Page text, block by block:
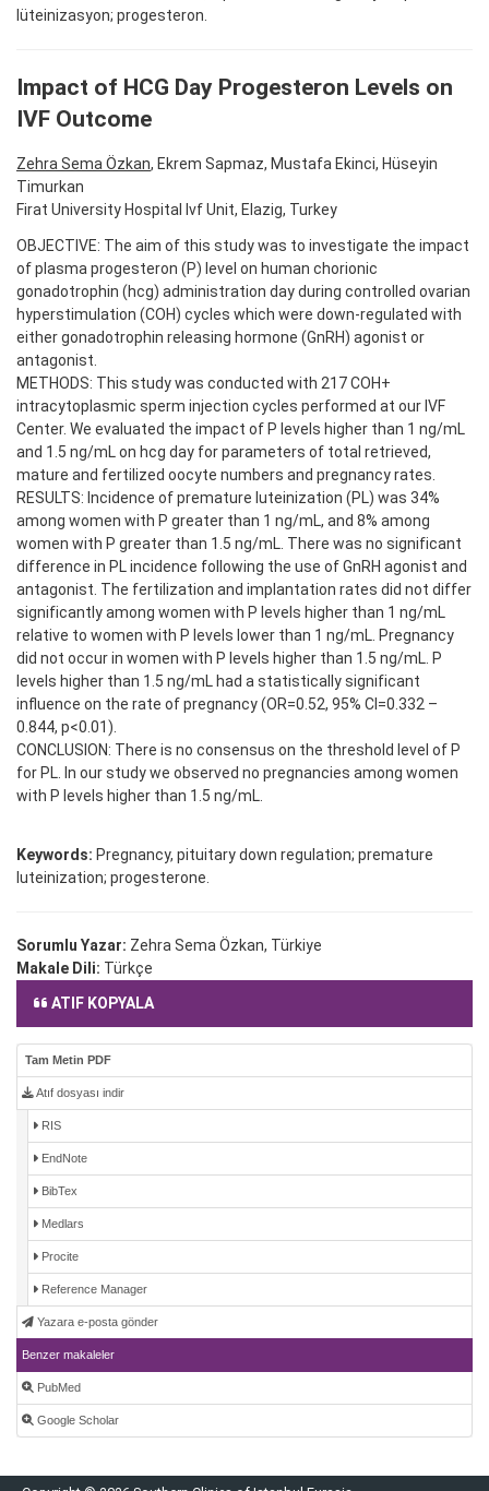
lüteinizasyon; progesteron.
Impact of HCG Day Progesteron Levels on
IVF Outcome
Zehra Sema Özkan, Ekrem Sapmaz, Mustafa Ekinci, Hüseyin
Timurkan
Firat University Hospital Ivf Unit, Elazig, Turkey
OBJECTIVE: The aim of this study was to investigate the impact
of plasma progesteron (P) level on human chorionic
gonadotrophin (hcg) administration day during controlled ovarian
hyperstimulation (COH) cycles which were down-regulated with
either gonadotrophin releasing hormone (GnRH) agonist or
antagonist.
METHODS: This study was conducted with 217 COH+
intracytoplasmic sperm injection cycles performed at our IVF
Center. We evaluated the impact of P levels higher than 1 ng/mL
and 1.5 ng/mL on hcg day for parameters of total retrieved,
mature and fertilized oocyte numbers and pregnancy rates.
RESULTS: Incidence of premature luteinization (PL) was 34%
among women with P greater than 1 ng/mL, and 8% among
women with P greater than 1.5 ng/mL. There was no significant
difference in PL incidence following the use of GnRH agonist and
antagonist. The fertilization and implantation rates did not differ
significantly among women with P levels higher than 1 ng/mL
relative to women with P levels lower than 1 ng/mL. Pregnancy
did not occur in women with P levels higher than 1.5 ng/mL. P
levels higher than 1.5 ng/mL had a statistically significant
influence on the rate of pregnancy (OR=0.52, 95% CI=0.332 –
0.844, p<0.01).
CONCLUSION: There is no consensus on the threshold level of P
for PL. In our study we observed no pregnancies among women
with P levels higher than 1.5 ng/mL.
Keywords: Pregnancy, pituitary down regulation; premature
luteinization; progesterone.
Sorumlu Yazar: Zehra Sema Özkan, Türkiye
Makale Dili: Türkçe
ATIF KOPYALA
Tam Metin PDF
Atıf dosyası indir
RIS
EndNote
BibTex
Medlars
Procite
Reference Manager
Yazara e-posta gönder
Benzer makaleler
PubMed
Google Scholar